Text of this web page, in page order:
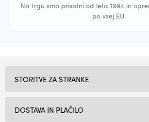
Na trgu smo prisotni od leta 1994 in
po vsej EU.
STORITVE ZA STRANKE
DOSTAVA IN PLAČILO